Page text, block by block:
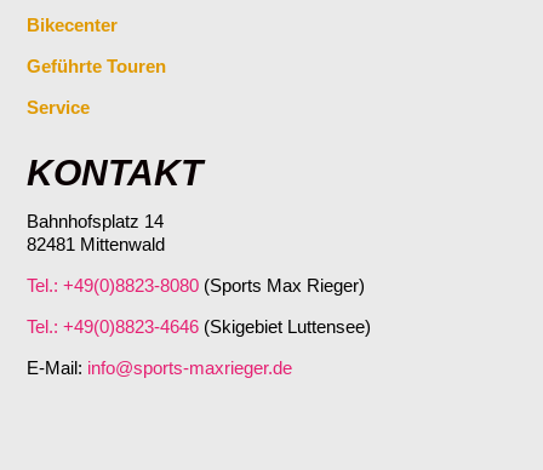
Bikecenter
Geführte Touren
Service
KONTAKT
Bahnhofsplatz 14
82481 Mittenwald
Tel.: +49(0)8823-8080 (Sports Max Rieger)
Tel.: +49(0)8823-4646 (Skigebiet Luttensee)
E-Mail: info@sports-maxrieger.de